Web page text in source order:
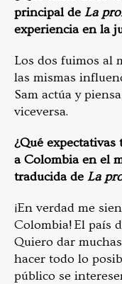
principal de La
experiencia en la
Los dos fuimos al
las mismas
Sam actúa y
viceversa.
¿Qué
a Colombia en el
traducida de La
¡En verdad me
Colombia! El país
Quiero dar
hacer todo lo
público se